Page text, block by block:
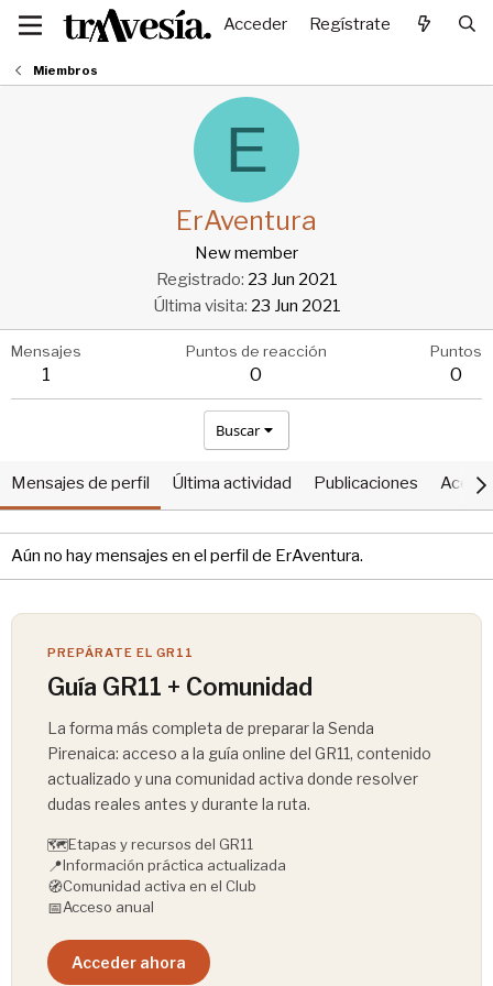
Acceder Regístrate
Miembros
E
ErAventura
New member
Registrado 23 Jun 2021
Última visita 23 Jun 2021
Mensajes
1
Puntos de reacción
0
Puntos
0
Buscar
Mensajes de perfil Última actividad Publicaciones Acerca
Aún no hay mensajes en el perfil de ErAventura.
PREPÁRATE EL GR11
Guía GR11 + Comunidad
La forma más completa de preparar la Senda
Pirenaica: acceso a la guía online del GR11, contenido
actualizado y una comunidad activa donde resolver
dudas reales antes y durante la ruta.
🗺️Etapas y recursos del GR11
📍Información práctica actualizada
🧭Comunidad activa en el Club
📅Acceso anual
Acceder ahora